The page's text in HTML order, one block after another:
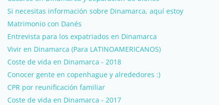
Si necesitas información sobre Dinamarca, aquí estoy
Matrimonio con Danés
Entrevista para los expatriados en Dinamarca
Vivir en Dinamarca (Para LATINOAMERICANOS)
Coste de vida en Dinamarca - 2018
Conocer gente en copenhague y alrededores :)
CPR por reunificación familiar
Coste de vida en Dinamarca - 2017